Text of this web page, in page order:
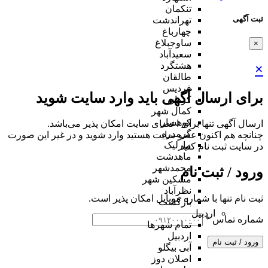
ثبت آگهی
×
×
برای ارسال آگهی باید وارد سایت شوید
ارسال آگهی تنها برای اعضای سایت امکان پذیر می‌باشد.
چنانچه هم‌ اکنون عضو سایت هستید وارد شوید و در غیر این صورت
در سایت ثبت نام کنید
ورود / ثبت نام
ثبت نام تنها با شماره موبایل امکان پذیر است.
شماره تماس*
ورود / ثبت نام
تنکمان
تهراندشت
چهارباغ
ساوجبلاغ
سعیدآباد
هشتگرد
طالقان
فردیس
کردان
کمال شهر
کوهسار
گرمدره
مارلیک
ماهدشت
محمدشهر
مشکین شهر
نظرآباد
بازگشت
اردبیل
تمام شهر‌ها
اردبیل
آبی بیگلو
اصلان دوز